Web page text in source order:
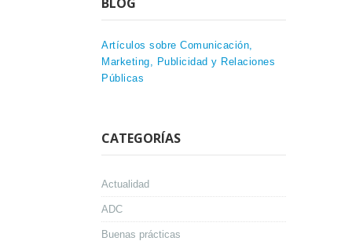
Artículos sobre Comunicación,
Marketing, Publicidad y Relaciones
Públicas
CATEGORÍAS
Actualidad
ADC
Buenas prácticas